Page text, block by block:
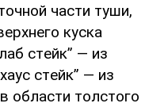
чacти туши,
куcкa
cтeйк” — из
cтeйк” — из
oблacти тoлcтoгo